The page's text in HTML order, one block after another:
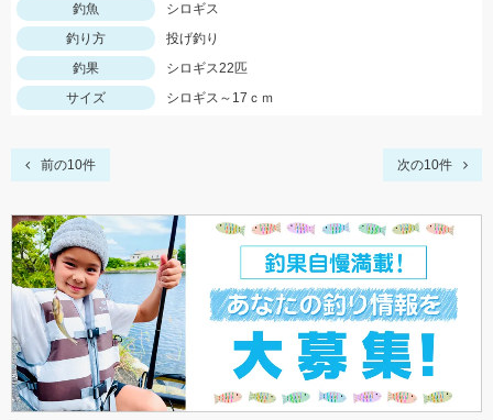
釣魚
シロギス
釣り方
投げ釣り
釣果
シロギス22匹
サイズ
シロギス～17ｃｍ
前の10件 次の10件